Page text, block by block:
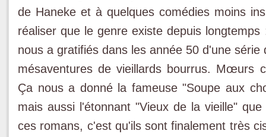
de Haneke et à quelques comédies moins
réaliser que le genre existe depuis
nous a gratifiés dans les année 50 d'une
mésaventures de vieillards bourrus. Mœurs
Ça nous a donné la fameuse "Soupe aux
mais aussi l'étonnant "Vieux de la vieille"
ces romans, c'est qu'ils sont finalement très